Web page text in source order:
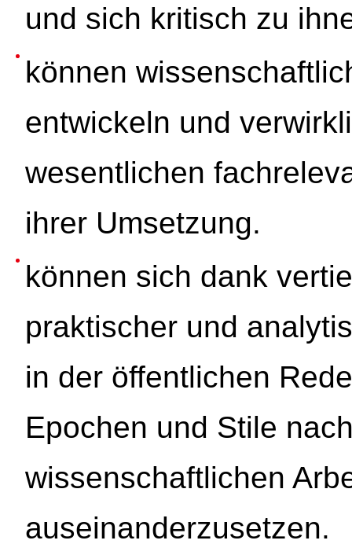
und sich kritisch zu
können
entwickeln und
wesentlichen
ihrer Umsetzung.
können sich dank
praktischer und
in der öffentlichen
Epochen und Stile
wissenschaftlichen
auseinanderzusetzen.